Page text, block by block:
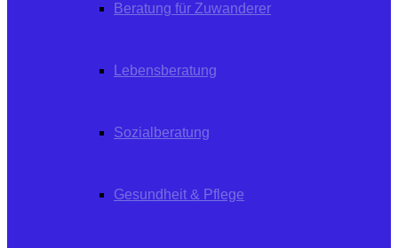
Beratung für Zuwanderer
Lebensberatung
Sozialberatung
Gesundheit & Pflege